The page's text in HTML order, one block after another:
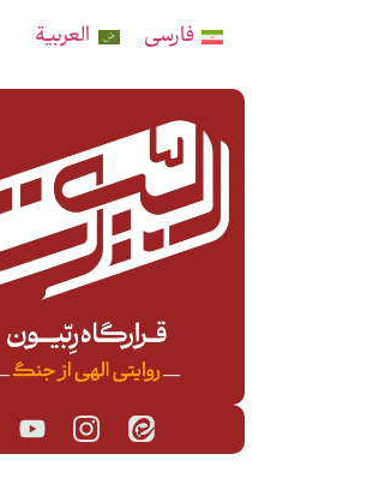
فارسی العربية